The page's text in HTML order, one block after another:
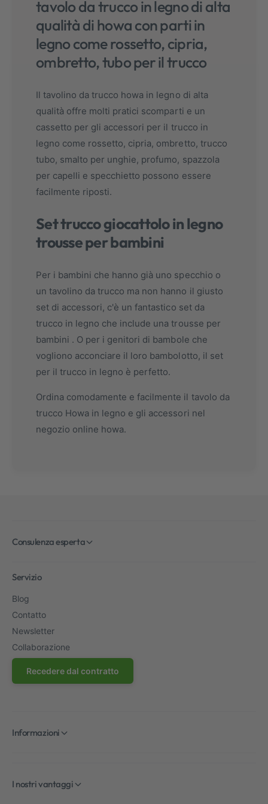
tavolo da trucco in legno di alta
qualità di howa con parti in
legno come rossetto, cipria,
ombretto, tubo per il trucco
Il tavolino da trucco howa in legno di alta
qualità offre molti pratici scomparti e un
cassetto per gli accessori per il trucco in
legno come rossetto, cipria, ombretto, trucco
tubo, smalto per unghie, profumo, spazzola
per capelli e specchietto possono essere
facilmente riposti.
Set trucco giocattolo in legno
trousse per bambini
Per i bambini che hanno già uno specchio o
un tavolino da trucco ma non hanno il giusto
set di accessori, c'è un fantastico set da
trucco in legno che include una trousse per
bambini . O per i genitori di bambole che
vogliono acconciare il loro bambolotto, il set
per il trucco in legno è perfetto.
Ordina comodamente e facilmente il tavolo da
trucco Howa in legno e gli accessori nel
negozio online howa.
Consulenza esperta
Servizio
Blog
Contatto
Newsletter
Collaborazione
Recedere dal contratto
Informazioni
I nostri vantaggi